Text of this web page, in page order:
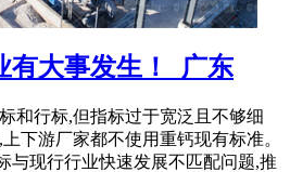
有大事发生！_广东
和行标,但指标过于宽泛且不够细
下游厂家都不使用重钙现有标准。
与现行行业快速发展不匹配问题,推